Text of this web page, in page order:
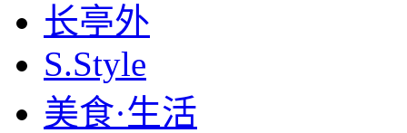
长亭外
S.Style
美食·生活